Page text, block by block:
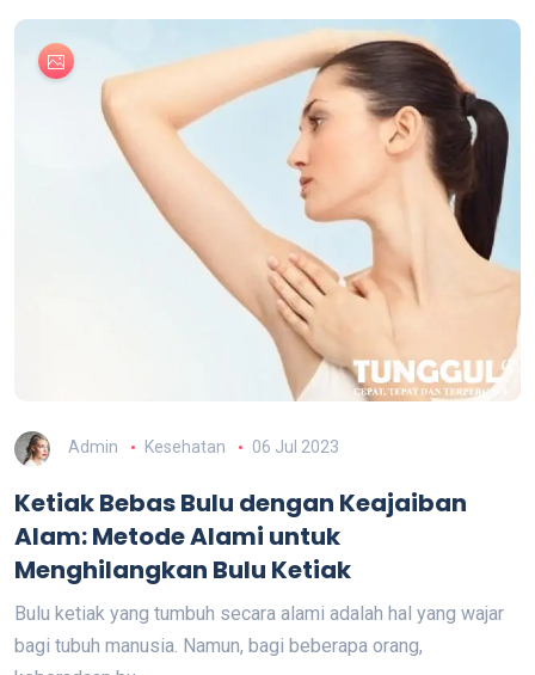
Admin Kesehatan 06 Jul 2023
Ketiak Bebas Bulu dengan Keajaiban
Alam: Metode Alami untuk
Menghilangkan Bulu Ketiak
Bulu ketiak yang tumbuh secara alami adalah hal yang wajar
bagi tubuh manusia. Namun, bagi beberapa orang,